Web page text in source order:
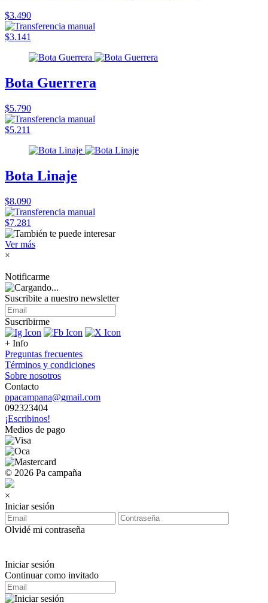
$3.490
$3.141
Bota Guerrera
$5.790
$5.211
Bota Linaje
$8.090
$7.281
Ver más
×
Notificarme
Suscribite a nuestro newsletter
Suscribirme
+ Info
Preguntas frecuentes
Términos y condiciones
Sobre nosotros
Contacto
ppacampana@gmail.com
092323404
¡Escribinos!
Medios de pago
© 2026 Pa campaña
×
Iniciar sesión
Olvidé mi contraseña
Iniciar sesión
Continuar como invitado